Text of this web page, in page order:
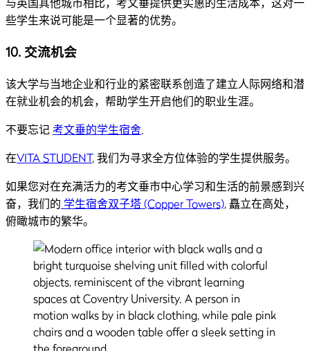
些学生来说可能是一个显著的优势。
10. 交流机会
该大学与当地企业和行业的紧密联系创造了建立人际网络和潜
在就业机会的机会，帮助学生开启他们的职业生涯。
不要忘记考文垂的学生宿舍.
在VITA STUDENT, 我们为寻求全方位体验的学生提供服务。
如果您对在充满活力的考文垂市中心学习和生活的前景感到兴
奋，我们的 学生宿舍双子塔 (Copper Towers), 矗立在高处，
俯瞰城市的繁华。